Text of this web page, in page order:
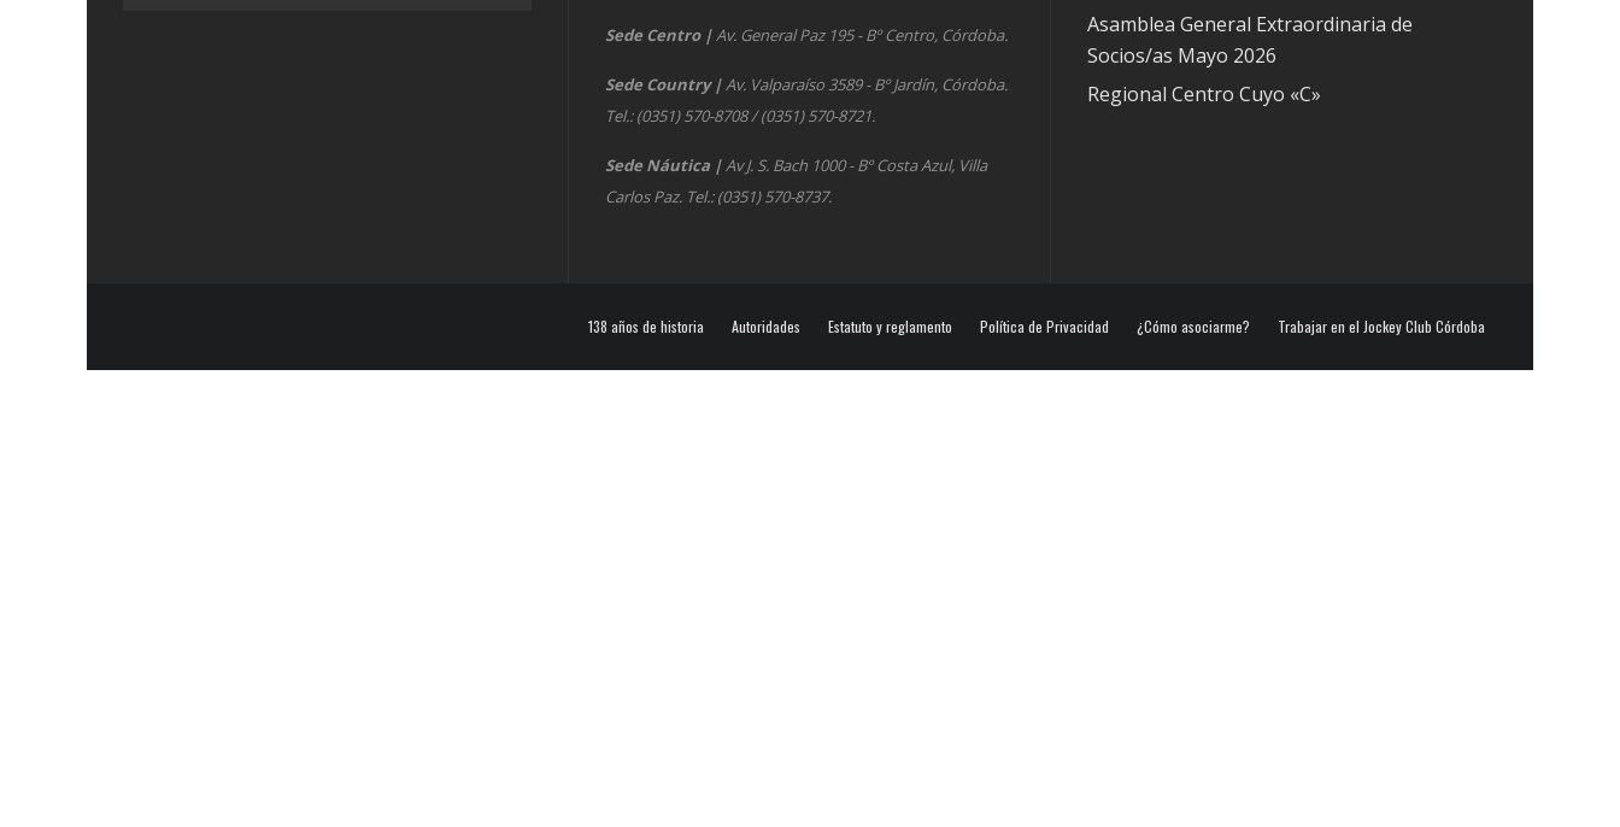
Sede Centro |Av. General Paz 195 - Bº Centro, Córdoba.
Sede Country |Av. Valparaíso 3589 - Bº Jardín, Córdoba.
Tel.: (0351) 570-8708 / (0351) 570-8721.
Sede Náutica |Av J. S. Bach 1000 - Bº Costa Azul, Villa
Carlos Paz. Tel.: (0351) 570-8737.
Asamblea General Extraordinaria de
Socios/as Mayo 2026
Regional Centro Cuyo «C»
138 años de historia Autoridades Estatuto y reglamento Política de Privacidad ¿Cómo asociarme? Trabajar en el Jockey Club Córdoba